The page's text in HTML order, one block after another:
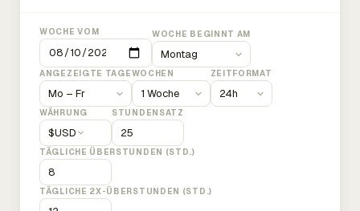
WOCHE VOM WOCHE BEGINNT AM
ANGEZEIGTE TAGEWOCHEN ZEITFORMAT
WÄHRUNG
$USD
STUNDENSATZ
TÄGLICHE ÜBERSTUNDEN (STD.)
TÄGLICHE 2X-ÜBERSTUNDEN (STD.)